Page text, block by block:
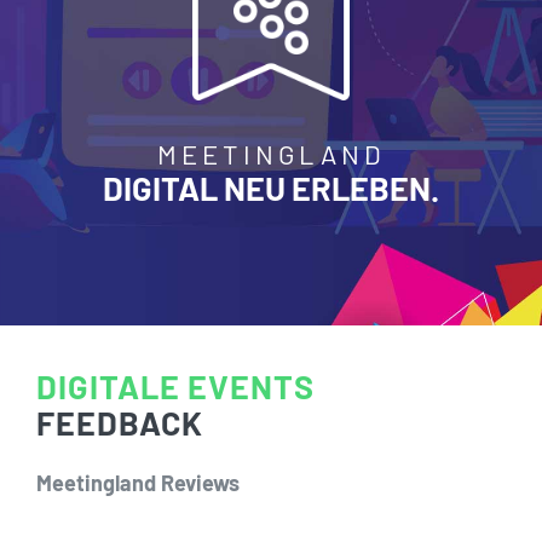
MEETINGLAND
DIGITALNEU ERLEBEN.
DIGITALE EVENTS
FEEDBACK
Meetingland Reviews